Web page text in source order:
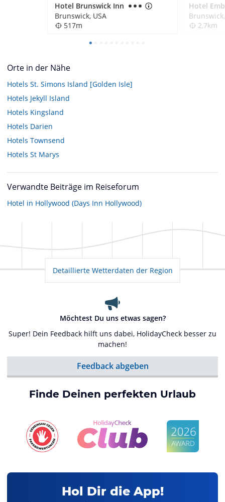
Hotel Brunswick Inn
Brunswick, USA
517m
2,7km
Orte in der Nähe
Hotels St. Simons Island [Golden Isle]
Hotels Jekyll Island
Hotels Kingsland
Hotels Darien
Hotels Townsend
Hotels St Marys
Verwandte Beiträge im Reiseforum
Hotel in Hollywood (Days Inn Hollywood)
Detaillierte Wetterdaten der Region
Möchtest Du uns etwas sagen?
Super! Dein Feedback hilft uns dabei, HolidayCheck besser zu
machen!
Feedback abgeben
Finde Deinen perfekten Urlaub
Hol Dir die App!